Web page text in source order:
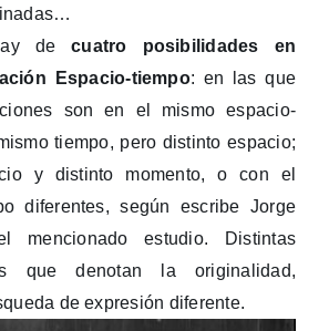
decuatro posibilidades en
Espacio-tiempo: en las que
son en el mismo espacio-
tiempo, pero distinto espacio;
y distinto momento, o con el
diferentes, según escribe Jorge
mencionado estudio. Distintas
que denotan la originalidad,
de expresión diferente.